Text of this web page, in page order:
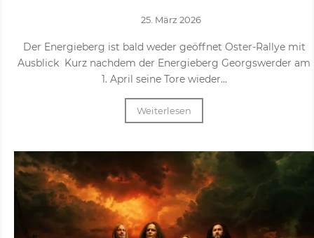
25. März 2026
Der Energieberg ist bald weder geöffnet Oster-Rallye mit
Ausblick Kurz nachdem der Energieberg Georgswerder am
1. April seine Tore wieder...
Weiterlesen